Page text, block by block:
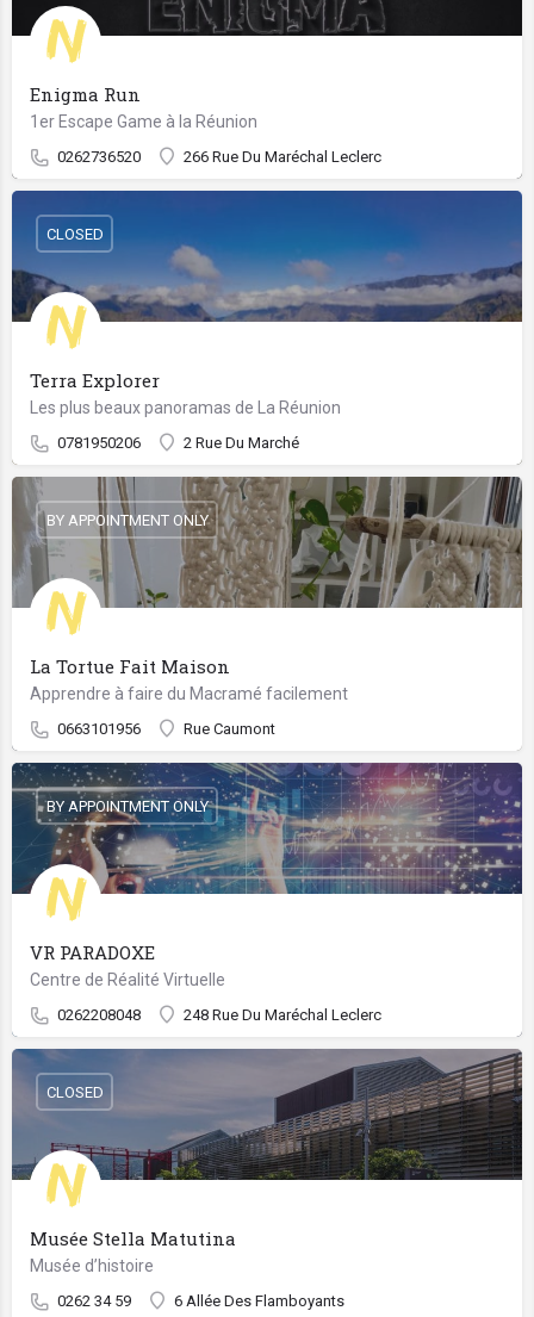
Enigma Run
1er Escape Game à la Réunion
0262736520 266 Rue Du Maréchal Leclerc
Terra Explorer
Les plus beaux panoramas de La Réunion
0781950206 2 Rue Du Marché
CLOSED
La Tortue Fait Maison
Apprendre à faire du Macramé facilement
0663101956 Rue Caumont
BY APPOINTMENT ONLY
VR PARADOXE
Centre de Réalité Virtuelle
0262208048 248 Rue Du Maréchal Leclerc
BY APPOINTMENT ONLY
Musée Stella Matutina
Musée d’histoire
0262 34 59 6 Allée Des Flamboyants
CLOSED